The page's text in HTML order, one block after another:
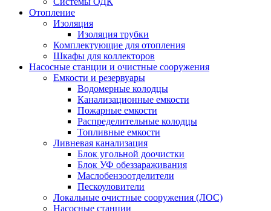
Отопление
Изоляция
Изоляция трубки
Комплектующие для отопления
Шкафы для коллекторов
Насосные станции и очистные сооружения
Емкости и резервуары
Водомерные колодцы
Канализационные емкости
Пожарные емкости
Распределительные колодцы
Топливные емкости
Ливневая канализация
Блок угольной доочистки
Блок УФ обеззараживания
Маслобензоотделители
Пескоуловители
Локальные очистные сооружения (ЛОС)
Насосные станции